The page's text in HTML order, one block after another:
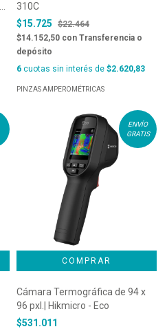
310C
$15.725
$22.464
$14.152,50 con Transferencia o
depósito
6 cuotas sin interés de $2.620,83
PINZAS AMPEROMÉTRICAS
ENVÍO
GRATIS
Cámara Termográfica de 94 x
96 pxl.| Hikmicro - Eco
$531.011